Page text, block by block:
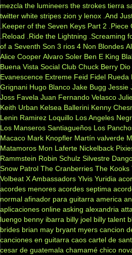
mezcla the lumineers the strokes tierra
twitter white stripes zion y lenox .And
.Keeper of the Seven Keys Part 2 .Piece
.Reload .Ride the Lightning .Screaming
of a Seventh Son 3 rios 4 Non Blondes
Alice Cooper Alvaro Soler Ben E King
Buena Vista Social Club Chuck Berry Dio
Evanescence Extreme Feid Fidel Rueda
Grignani Hugo Blanco Jake Bugg Jessie
Joss Favela Juan Fernando Velasco
Keith Urban Kelsea Ballerini Kenny
Lenin Ramirez Loquillo Los Angeles
Los Manseros Santiagueños Los
Macaco Mark Knopfler Martín valverde
Matamoros Mon Laferte Nickelback
Rammstein Robin Schulz Silvestre
Snow Patrol The Cranberries The Kooks
Volbeat X Ambassadors Ylvis Yuridia
acordes menores acordes septima
normal afinador para guitarra america
aplicaciones online asking alexandria
luengo benny ibarra billy joel billy talent
brides brian may bryant myers cancion
canciones en guitarra caos cartel de
cesar de guatemala chamamé chico